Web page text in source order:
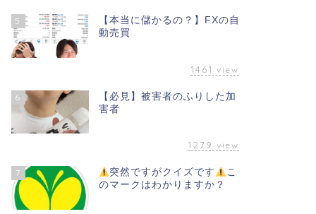
5
【本当に儲かるの？】FXの自
動売買
1461 view
6
【必見】被害者のふりした加
害者
1279 view
7 突然ですがクイズです
こ
のマークはわかりますか？